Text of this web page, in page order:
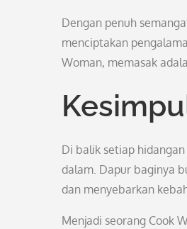
Dengan penuh
menciptakan
Woman, memasak
Di balik setiap
dalam. Dapur baginya
dan menyebarkan
Menjadi seorang Cook